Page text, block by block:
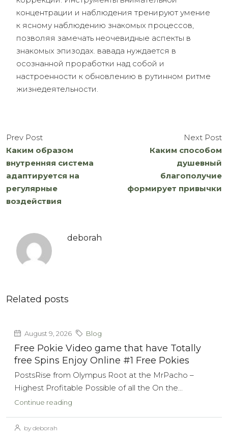
концентрации и наблюдения тренируют умение
к ясному наблюдению знакомых процессов,
позволяя замечать неочевидные аспекты в
знакомых эпизодах. вавада нуждается в
осознанной проработки над собой и
настроенности к обновлению в рутинном ритме
жизнедеятельности.
Prev Post
Каким образом
внутренняя система
адаптируется на
регулярные
воздействия
Next Post
Каким способом
душевный
благополучие
формирует привычки
deborah
Related posts
August 9, 2026 Blog
Free Pokie Video game that have Totally
free Spins Enjoy Online #1 Free Pokies
PostsRise from Olympus Root at the MrPacho –
Highest Profitable Possible of all the On the...
Continue reading
by deborah